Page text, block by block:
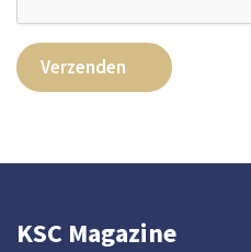
Verzenden
KSC Magazine